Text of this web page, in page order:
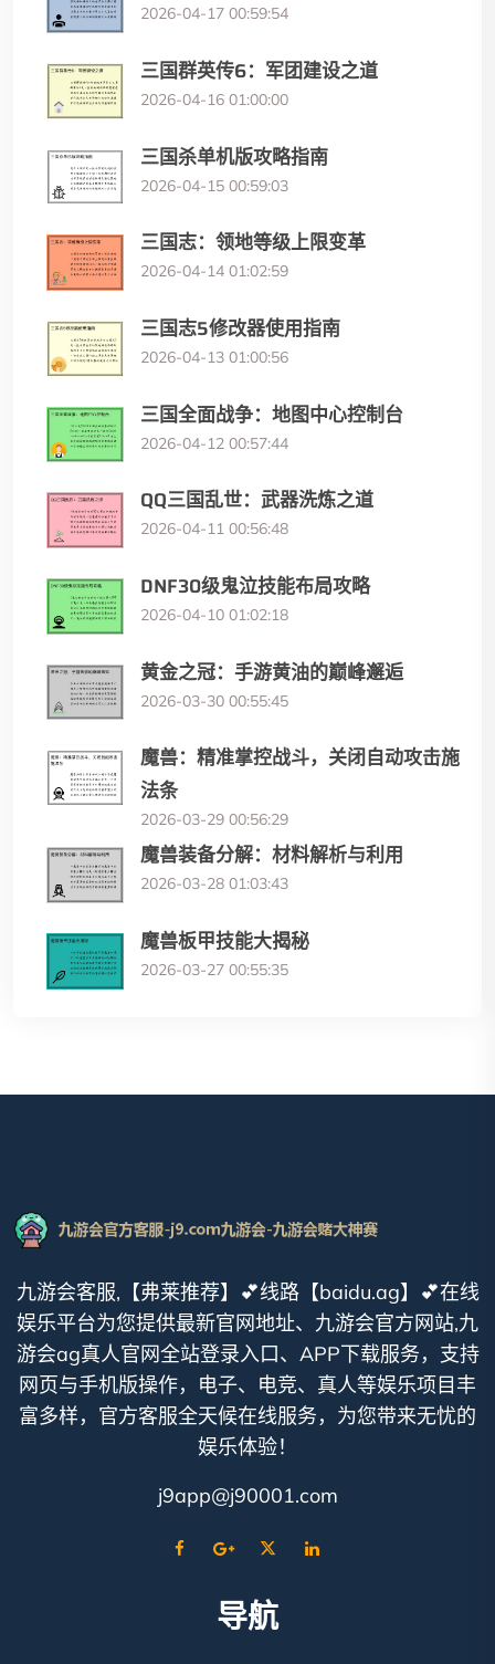
2026-04-17 00:59:54
三国群英传6：军团建设之道
2026-04-16 01:00:00
三国杀单机版攻略指南
2026-04-15 00:59:03
三国志：领地等级上限变革
2026-04-14 01:02:59
三国志5修改器使用指南
2026-04-13 01:00:56
三国全面战争：地图中心控制台
2026-04-12 00:57:44
QQ三国乱世：武器洗炼之道
2026-04-11 00:56:48
DNF30级鬼泣技能布局攻略
2026-04-10 01:02:18
黄金之冠：手游黄油的巅峰邂逅
2026-03-30 00:55:45
魔兽：精准掌控战斗，关闭自动攻击施
法条
2026-03-29 00:56:29
魔兽装备分解：材料解析与利用
2026-03-28 01:03:43
魔兽板甲技能大揭秘
2026-03-27 00:55:35
九游会客服,【弗莱推荐】💕线路【baidu.ag】💕在线
娱乐平台为您提供最新官网地址、九游会官方网站,九
游会ag真人官网全站登录入口、APP下载服务，支持
网页与手机版操作，电子、电竞、真人等娱乐项目丰
富多样，官方客服全天候在线服务，为您带来无忧的
娱乐体验！
j9app@j90001.com
导航